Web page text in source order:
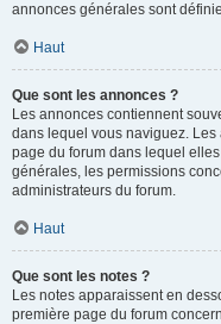
annonces générales sont
Haut
Que sont les annonces ?
Les annonces contiennent
dans lequel vous naviguez.
page du forum dans lequel
générales, les permissions
administrateurs du forum.
Haut
Que sont les notes ?
Les notes apparaissent en
première page du forum